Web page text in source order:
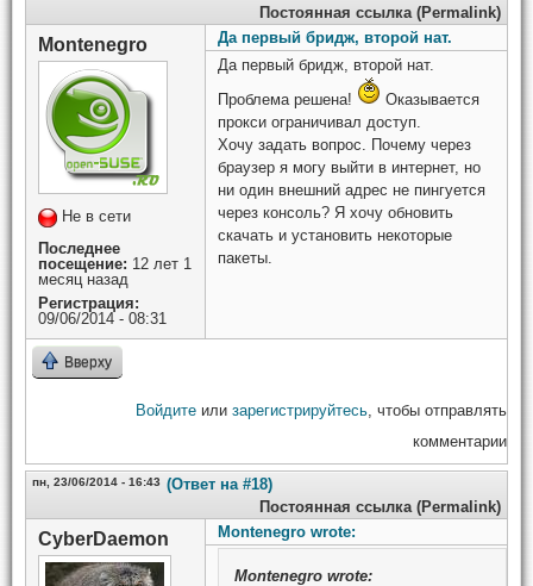
Постоянная ссылка (Permalink)
Montenegro
Не в сети
Последнее
посещение: 12 лет 1
месяц назад
Регистрация:
09/06/2014 - 08:31
Да первый бридж, второй нат.
Да первый бридж, второй нат.
Проблема решена!
Оказывается
прокси ограничивал доступ.
Хочу задать вопрос. Почему через
браузер я могу выйти в интернет, но
ни один внешний адрес не пингуется
через консоль? Я хочу обновить
скачать и установить некоторые
пакеты.
Вверху
Войдите или зарегистрируйтесь , чтобы отправлять
комментарии
пн, 23/06/2014 - 16:43 (Ответ на #18)
Постоянная ссылка (Permalink)
CyberDaemon Montenegro wrote:
Montenegro wrote: